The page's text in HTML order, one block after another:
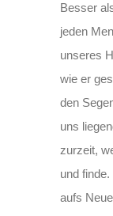
Besser
jeden
unseres
wie er
den
uns
zurzeit,
und
aufs